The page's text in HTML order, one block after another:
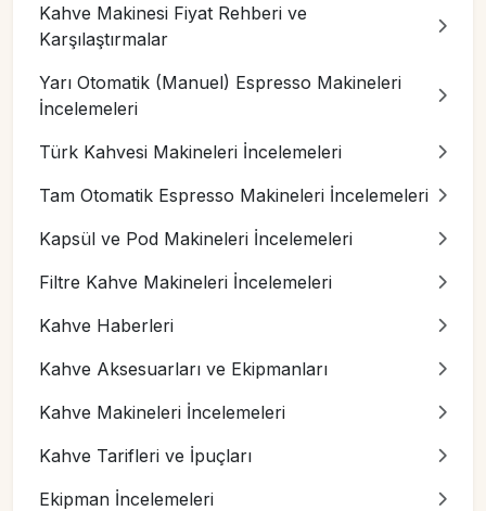
Kahve Makinesi Fiyat Rehberi ve
Karşılaştırmalar
Yarı Otomatik (Manuel) Espresso Makineleri
İncelemeleri
Türk Kahvesi Makineleri İncelemeleri
Tam Otomatik Espresso Makineleri İncelemeleri
Kapsül ve Pod Makineleri İncelemeleri
Filtre Kahve Makineleri İncelemeleri
Kahve Haberleri
Kahve Aksesuarları ve Ekipmanları
Kahve Makineleri İncelemeleri
Kahve Tarifleri ve İpuçları
Ekipman İncelemeleri